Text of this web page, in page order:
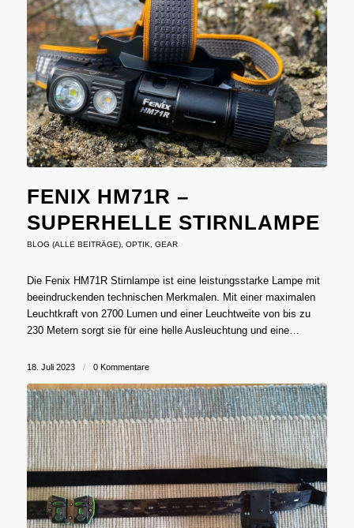
FENIX HM71R –
SUPERHELLE STIRNLAMPE
BLOG (ALLE BEITRÄGE), OPTIK GEAR
Die Fenix HM71R Stirnlampe ist eine leistungsstarke Lampe mit
beeindruckenden technischen Merkmalen. Mit einer maximalen
Leuchtkraft von 2700 Lumen und einer Leuchtweite von bis zu
230 Metern sorgt sie für eine helle Ausleuchtung und eine…
18. Juli 2023 / 0 Kommentare